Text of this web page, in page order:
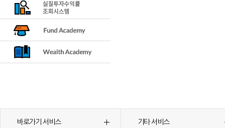
바로가기 서비스 기타 서비스